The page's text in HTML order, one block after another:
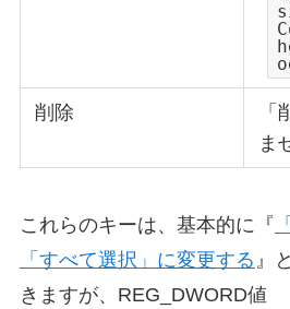
削除
ま
これらのキーは、基本的に『
「すべて選択」に変更する 』
きますが、REG_DWORD値